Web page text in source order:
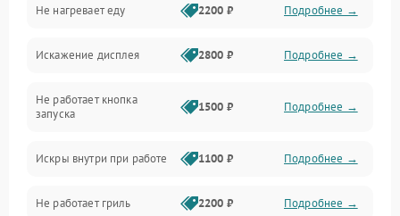
Механические повреждения
Питание и запуск
Нагрев и приготовление
Программное обеспечение
Не нагревает еду 2200 ₽ Подробнее →
Искажение дисплея 2800 ₽ Подробнее →
Не работает кнопка
запуска
1500 ₽ Подробнее →
Искры внутри при работе 1100 ₽ Подробнее →
Не работает гриль 2200 ₽ Подробнее →